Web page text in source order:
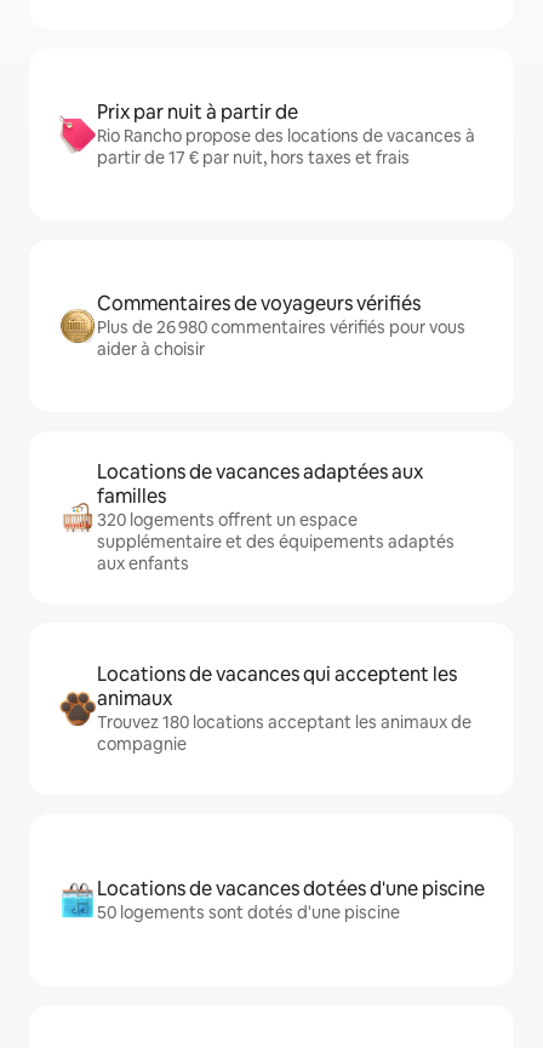
Prix par nuit à partir de
Rio Rancho propose des locations de vacances à
partir de 17 € par nuit, hors taxes et frais
Commentaires de voyageurs vérifiés
Plus de 26 980 commentaires vérifiés pour vous
aider à choisir
Locations de vacances adaptées aux
familles
320 logements offrent un espace
supplémentaire et des équipements adaptés
aux enfants
Locations de vacances qui acceptent les
animaux
Trouvez 180 locations acceptant les animaux de
compagnie
Locations de vacances dotées d'une piscine
50 logements sont dotés d'une piscine